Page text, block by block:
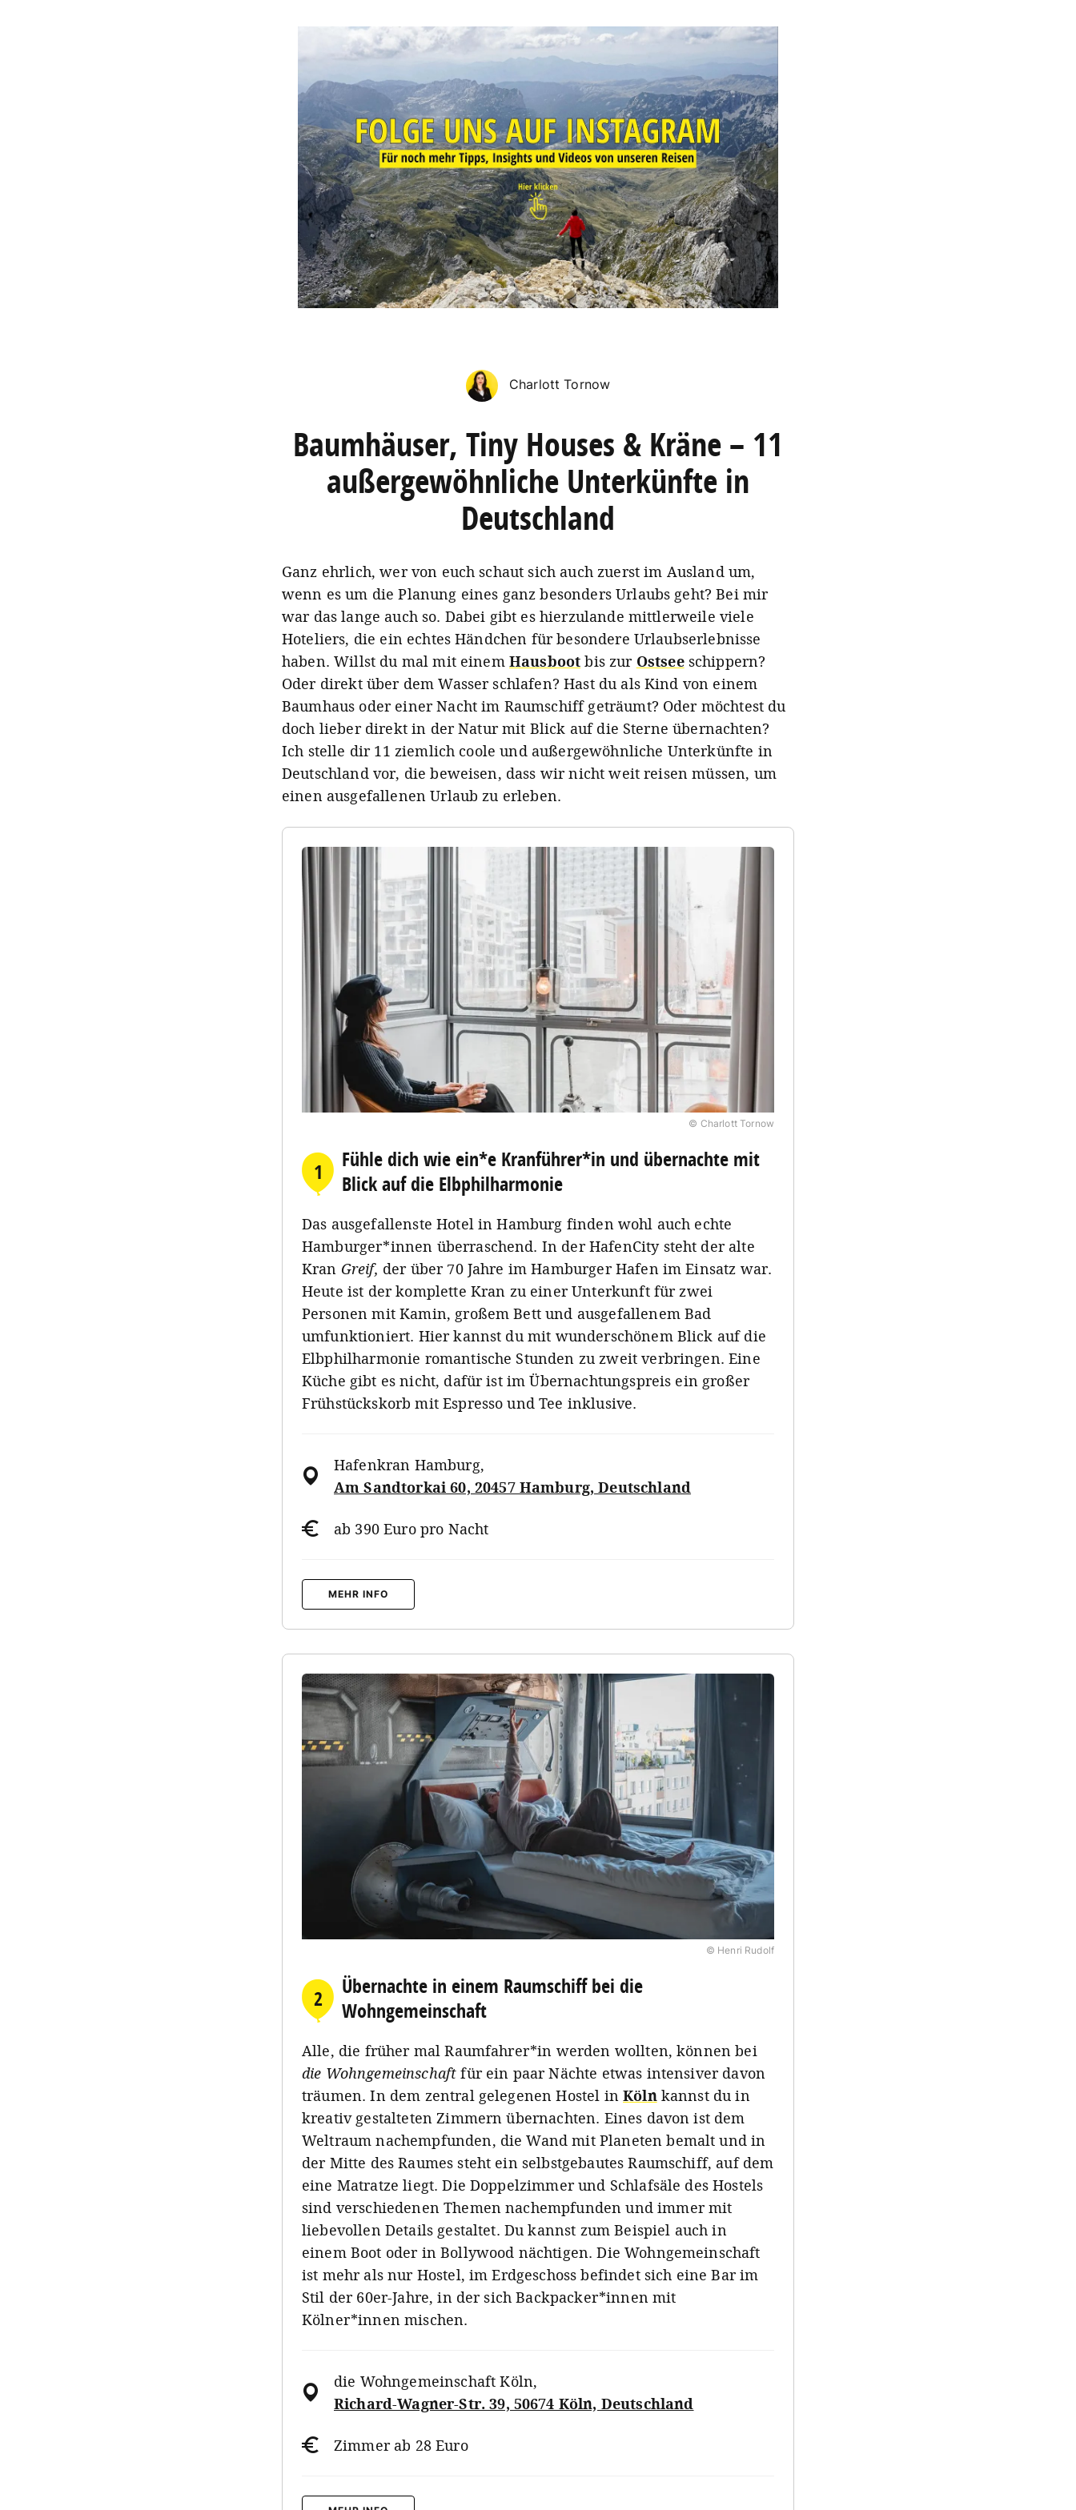
Charlott Tornow
Baumhäuser, Tiny Houses & Kräne – 11
außergewöhnliche Unterkünfte in
Deutschland
Ganz ehrlich, wer von euch schaut sich auch zuerst im Ausland um,
wenn es um die Planung eines ganz besonders Urlaubs geht? Bei mir
war das lange auch so. Dabei gibt es hierzulande mittlerweile viele
Hoteliers, die ein echtes Händchen für besondere Urlaubserlebnisse
haben. Willst du mal mit einem Hausboot bis zur Ostseeschippern?
Oder direkt über dem Wasser schlafen? Hast du als Kind von einem
Baumhaus oder einer Nacht im Raumschiff geträumt? Oder möchtest du
doch lieber direkt in der Natur mit Blick auf die Sterne übernachten?
Ich stelle dir 11 ziemlich coole und außergewöhnliche Unterkünfte in
Deutschland vor, die beweisen, dass wir nicht weit reisen müssen, um
einen ausgefallenen Urlaub zu erleben.
© Charlott Tornow
1
Fühle dich wie ein*e Kranführer*in und übernachte mit
Blick auf die Elbphilharmonie
Das ausgefallenste Hotel in Hamburg finden wohl auch echte
Hamburger*innen überraschend. In der HafenCity steht der alte
Kran Greif, der über 70 Jahre im Hamburger Hafen im Einsatz war.
Heute ist der komplette Kran zu einer Unterkunft für zwei
Personen mit Kamin, großem Bett und ausgefallenem Bad
umfunktioniert. Hier kannst du mit wunderschönem Blick auf die
Elbphilharmonie romantische Stunden zu zweit verbringen. Eine
Küche gibt es nicht, dafür ist im Übernachtungspreis ein großer
Frühstückskorb mit Espresso und Tee inklusive.
Hafenkran Hamburg,
Am Sandtorkai 60, 20457 Hamburg, Deutschland
ab 390 Euro pro Nacht
MEHR INFO
© Henri Rudolf
2
Übernachte in einem Raumschiff bei die
Wohngemeinschaft
Alle, die früher mal Raumfahrer*in werden wollten, können bei
die Wohngemeinschaft für ein paar Nächte etwas intensiver davon
träumen. In dem zentral gelegenen Hostel inKölnkannst du in
kreativ gestalteten Zimmern übernachten. Eines davon ist dem
Weltraum nachempfunden, die Wand mit Planeten bemalt und in
der Mitte des Raumes steht ein selbstgebautes Raumschiff, auf dem
eine Matratze liegt. Die Doppelzimmer und Schlafsäle des Hostels
sind verschiedenen Themen nachempfunden und immer mit
liebevollen Details gestaltet. Du kannst zum Beispiel auch in
einem Boot oder in Bollywood nächtigen. Die Wohngemeinschaft
ist mehr als nur Hostel, im Erdgeschoss befindet sich eine Bar im
Stil der 60er-Jahre, in der sich Backpacker*innen mit
Kölner*innen mischen.
die Wohngemeinschaft Köln,
Richard-Wagner-Str. 39, 50674 Köln, Deutschland
Zimmer ab 28 Euro